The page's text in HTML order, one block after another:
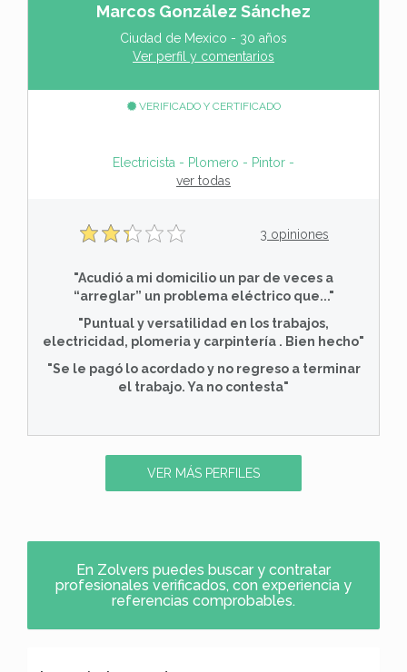
Marcos González Sánchez
Ciudad de Mexico - 30 años
Ver perfil y comentarios
VERIFICADO Y CERTIFICADO
Electricista - Plomero - Pintor - Service Aire
ver todas
3 opiniones
"Acudió a mi domicilio un par de veces a
“arreglar” un problema eléctrico que..."
"Puntual y versatilidad en los trabajos,
electricidad, plomeria y carpintería . Bien hecho"
"Se le pagó lo acordado y no regreso a terminar
el trabajo. Ya no contesta"
VER MÁS PERFILES
En Zolvers puedes buscar y contratar
profesionales verificados, con experiencia y
referencias comprobables.